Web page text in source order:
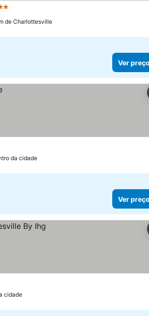
Estrelas
de Charlottesville
Ver
da cidade
Ver
cidade